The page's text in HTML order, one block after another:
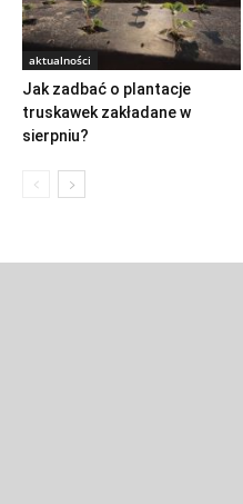
aktualności
Jak zadbać o plantacje
truskawek zakładane w
sierpniu?